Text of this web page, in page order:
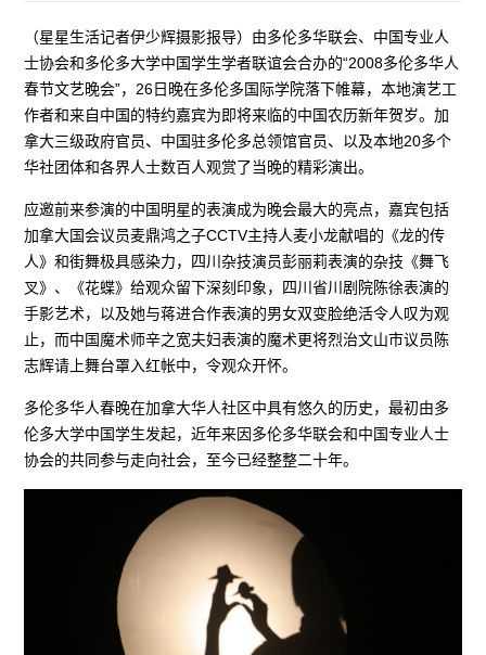
（星星生活记者伊少辉摄影报导）由多伦多华联会、中国专业人
士协会和多伦多大学中国学生学者联谊会合办的“2008多伦多华人
春节文艺晚会”，26日晚在多伦多国际学院落下帷幕，本地演艺工
作者和来自中国的特约嘉宾为即将来临的中国农历新年贺岁。加
拿大三级政府官员、中国驻多伦多总领馆官员、以及本地20多个
华社团体和各界人士数百人观赏了当晚的精彩演出。
应邀前来参演的中国明星的表演成为晚会最大的亮点，嘉宾包括
加拿大国会议员麦鼎鸿之子CCTV主持人麦小龙献唱的《龙的传
人》和街舞极具感染力，四川杂技演员彭丽莉表演的杂技《舞飞
叉》、《花蝶》给观众留下深刻印象，四川省川剧院陈徐表演的
手影艺术，以及她与蒋进合作表演的男女双变脸绝活令人叹为观
止，而中国魔术师辛之宽夫妇表演的魔术更将烈治文山市议员陈
志辉请上舞台罩入红帐中，令观众开怀。
多伦多华人春晚在加拿大华人社区中具有悠久的历史，最初由多
伦多大学中国学生发起，近年来因多伦多华联会和中国专业人士
协会的共同参与走向社会，至今已经整整二十年。